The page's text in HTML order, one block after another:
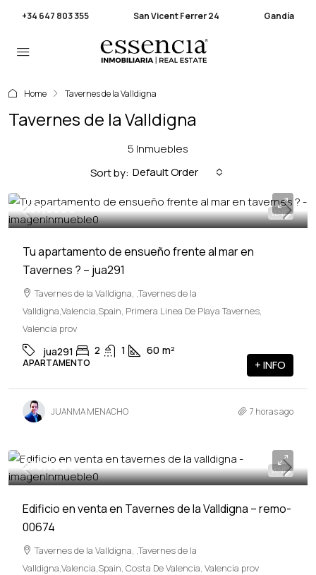
+34 647 803 355 San Vicent Ferrer 24 Gandía
Home Tavernes de la Valldigna
Tavernes de la Valldigna
5 Inmuebles
Sort by: Default Order
VENTA
257,000€
Tu apartamento de ensueño frente al mar en
Tavernes ? – jua291
Tavernes de la Valldigna, ,Tavernes de la
Valldigna,Valencia,Spain, Primera Linea De Playa Tavernes,
Valencia prov
jua291 2 1 60 m²
APARTAMENTO + INFO
JUANMA MENACHO 7 horas ago
VENTA
278,500€
Edificio en venta en Tavernes de la Valldigna – remo-
00674
Tavernes de la Valldigna, ,Tavernes de la
Valldigna,Valencia,Spain, Costa De Valencia, Valencia prov